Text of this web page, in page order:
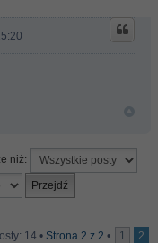
niż:
14 • Strona 2 z 2 • 1 2